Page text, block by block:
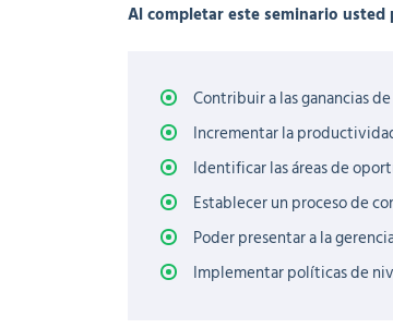
Al completar este seminario usted
Contribuir a las ganancias
Incrementar la
Identificar las áreas de
Establecer un proceso de
Poder presentar a la
Implementar políticas de